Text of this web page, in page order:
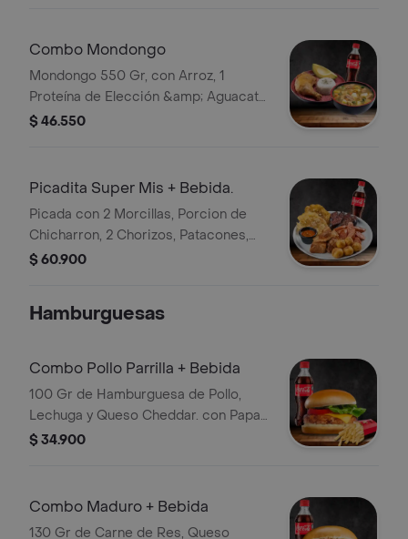
Combo Mondongo
Mondongo 550 Gr, con Arroz, 1
Proteína de Elección &amp; Aguacate
Coca-cola
$ 46.550
Picadita Super Mis + Bebida.
Picada con 2 Morcillas, Porcion de
Chicharron, 2 Chorizos, Patacones,
Papas Criollas y Hogao Bebida
$ 60.900
Hamburguesas
Combo Pollo Parrilla + Bebida
100 Gr de Hamburguesa de Pollo,
Lechuga y Queso Cheddar. con Papas
y Bebida
$ 34.900
Combo Maduro + Bebida
130 Gr de Carne de Res, Queso